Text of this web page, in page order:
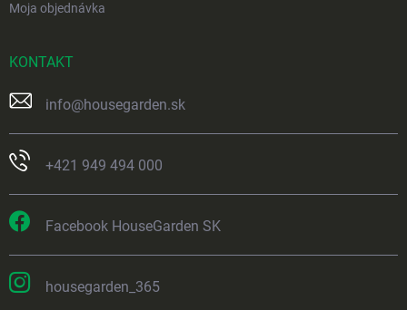
Moja objednávka
KONTAKT
info@housegarden.sk
+421 949 494 000
Facebook HouseGarden SK
housegarden_365